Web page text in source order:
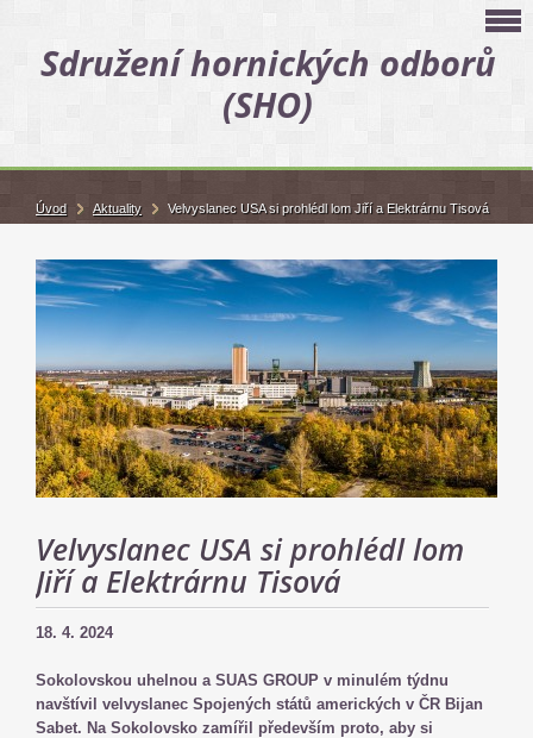
Sdružení hornických odborů
(SHO)
Velvyslanec USA si prohlédl lom
Jiří a Elektrárnu Tisová
18. 4. 2024
Sokolovskou uhelnou a SUAS GROUP v minulém týdnu
navštívil velvyslanec Spojených států amerických v ČR Bijan
Sabet. Na Sokolovsko zamířil především proto, aby si
Úvod Aktuality Velvyslanec USA si prohlédl lom Jiří a Elektrárnu Tisová